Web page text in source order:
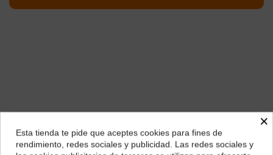
Descripción¿Dónde deseas recibir tu pedido?
×
Esta tienda te pide que aceptes cookies para fines de
rendimiento, redes sociales y publicidad. Las redes sociales y